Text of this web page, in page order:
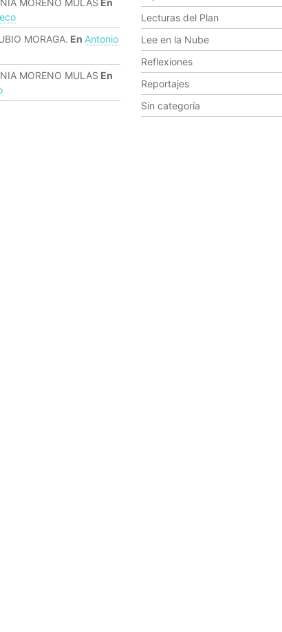
MORENO MULAS En
MORAGA. En Antonio
MORENO MULAS En
Lecturas del Plan
Lee en la Nube
Reflexiones
Reportajes
Sin categoría